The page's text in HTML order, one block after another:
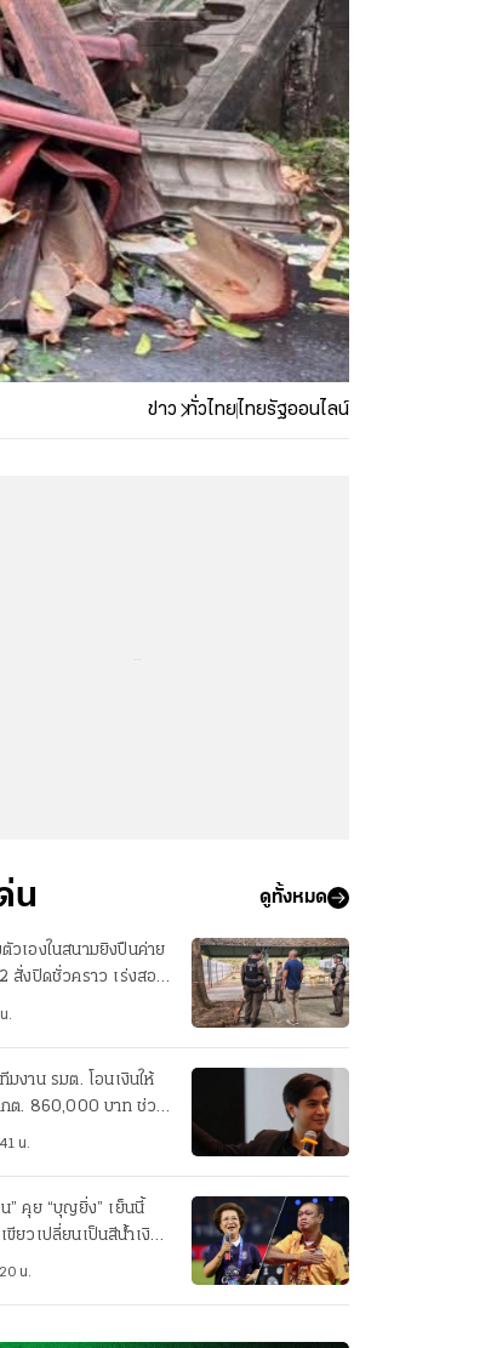
ข่าว ทั่วไทยไทยรัฐออนไลน์
น ดูทั้งหมด
วเองในสนามยิงปืนค่าย
สั่งปิดชั่วคราว เร่งสอบ
.
มงาน รมต. โอนเงินให้
กต. 860,000 บาท ช่วง
น.
” คุย “บุญยิ่ง” เย็นนี้
ขียวเปลี่ยนเป็นสีน้ำเงิน
น.